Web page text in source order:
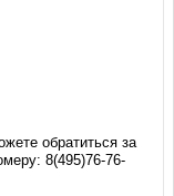
обратиться за
8(495)76-76-